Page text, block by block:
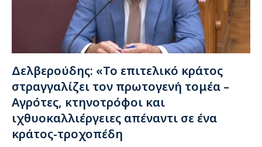
Δελβερούδης: «Το επιτελικό κράτος
στραγγαλίζει τον πρωτογενή τομέα –
Αγρότες, κτηνοτρόφοι και
ιχθυοκαλλιέργειες απέναντι σε ένα
κράτος-τροχοπέδη